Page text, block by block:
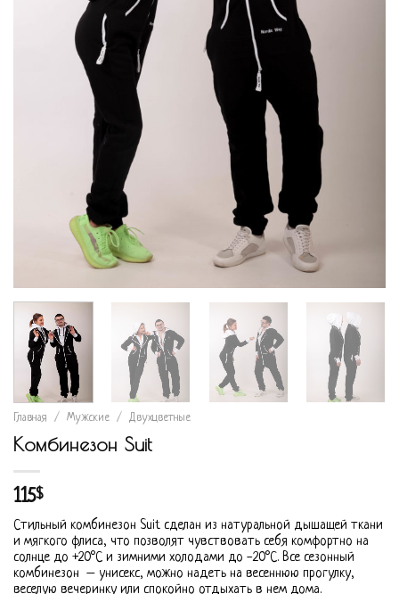
Главная / Мужские / Двухцветные
Комбинезон Suit
115$
Стильный комбинезон Suit сделан из натуральной дышащей ткани
и мягкого флиса, что позволят чувствовать себя комфортно на
солнце до +20°С и зимними холодами до -20°С. Все сезонный
комбинезон – унисекс, можно надеть на весеннюю прогулку,
веселую вечеринку или спокойно отдыхать в нем дома.